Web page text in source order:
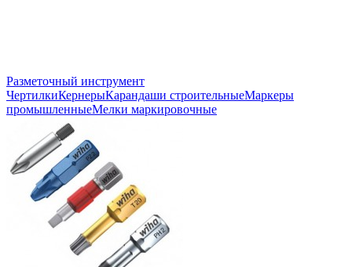
Разметочный инструмент
ЧертилкиКернерыКарандаши строительныеМаркеры
промышленныеМелки маркировочные